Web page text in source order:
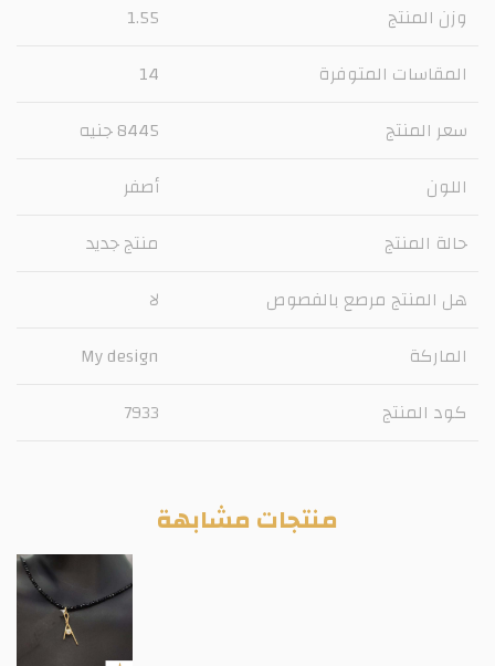
وزن المنتج
1.55
المقاسات المتوفرة
14
سعر المنتج
8445 جنيه
اللون
أصفر
حالة المنتج
منتج جديد
هل المنتج مرصع بالفصوص
لا
الماركة
My design
كود المنتج
7933
منتجات مشابهة